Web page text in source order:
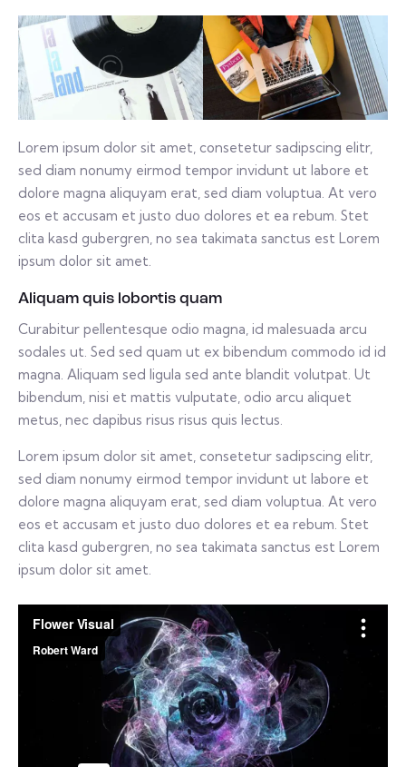
Lorem ipsum dolor sit amet, consetetur sadipscing elitr,
sed diam nonumy eirmod tempor invidunt ut labore et
dolore magna aliquyam erat, sed diam voluptua. At vero
eos et accusam et justo duo dolores et ea rebum. Stet
clita kasd gubergren, no sea takimata sanctus est Lorem
ipsum dolor sit amet.
Aliquam quis lobortis quam
Curabitur pellentesque odio magna, id malesuada arcu
sodales ut. Sed sed quam ut ex bibendum commodo id id
magna. Aliquam sed ligula sed ante blandit volutpat. Ut
bibendum, nisi et mattis vulputate, odio arcu aliquet
metus, nec dapibus risus risus quis lectus.
Lorem ipsum dolor sit amet, consetetur sadipscing elitr,
sed diam nonumy eirmod tempor invidunt ut labore et
dolore magna aliquyam erat, sed diam voluptua. At vero
eos et accusam et justo duo dolores et ea rebum. Stet
clita kasd gubergren, no sea takimata sanctus est Lorem
ipsum dolor sit amet.